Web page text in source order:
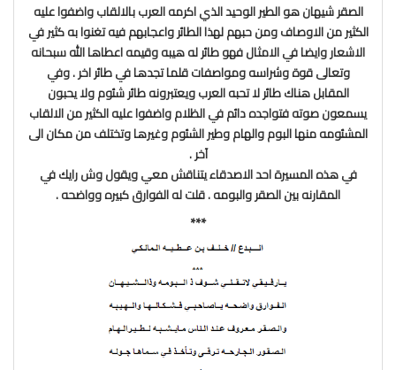
الصقر شيهان هو الطير الوحيد الذي اكرمه العرب بالالقاب واضفوا عليه
الكثير من الاوصاف ومن حبهم لهذا الطائر واعجابهم فيه تغنوا به كثير في
الاشعار وايضا في الامثال فهو طائر له هيبه وقيمه اعطاها الله سبحانه
وتعالى قوة وشراسه ومواصفات قلما تجدها في طائر اخر . وفي
المقابل هناك طائر لا تحبه العرب ويعتبرونه طائر شئوم ولا يحبون
يسمعون صوته فتواجده دائم في الظلام واضفوا عليه الكثير من الالقاب
المشئومه منها البوم والهام وطير الشئوم وغيرها وتختلف من مكان الى
آخر .
في هذه المسيرة احد الاصدقاء يتناقش معي ويقول وش رايك في
المقارنه بين الصقر والبومه . قلت له الفوارق كبيره وواضحه .
***